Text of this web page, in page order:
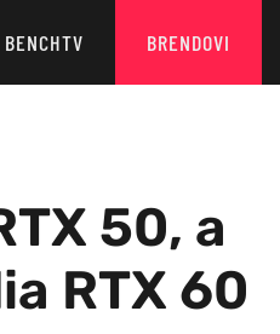
BENCHTV BRENDOVI
50, a
RTX 60